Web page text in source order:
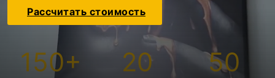
Рассчитать стоимость
150+ 20 50